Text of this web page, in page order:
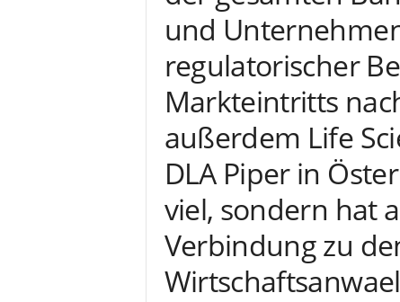
und
regulatorischer
Markteintritts
außerdem Life
DLA Piper in
viel, sondern hat
Verbindung zu